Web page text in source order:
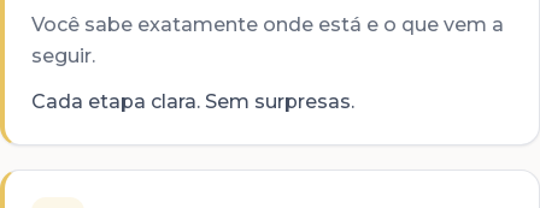
Você sabe exatamente onde está e o que vem a
seguir.
Cada etapa clara. Sem surpresas.